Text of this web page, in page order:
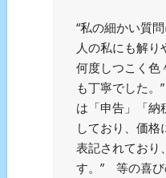
“私の細かい質
人の私にも解り
何度しつこく色
も丁寧でした
は「申告」「納
しており、価格
表記されており
す。” 等の喜び